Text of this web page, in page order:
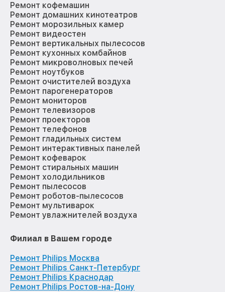
Ремонт кофемашин
Ремонт домашних кинотеатров
Ремонт морозильных камер
Ремонт видеостен
Ремонт вертикальных пылесосов
Ремонт кухонных комбайнов
Ремонт микроволновых печей
Ремонт ноутбуков
Ремонт очистителей воздуха
Ремонт парогенераторов
Ремонт мониторов
Ремонт телевизоров
Ремонт проекторов
Ремонт телефонов
Ремонт гладильных систем
Ремонт интерактивных панелей
Ремонт кофеварок
Ремонт стиральных машин
Ремонт холодильников
Ремонт пылесосов
Ремонт роботов-пылесосов
Ремонт мультиварок
Ремонт увлажнителей воздуха
Филиал в Вашем городе
Ремонт Philips Москва
Ремонт Philips Санкт-Петербург
Ремонт Philips Краснодар
Ремонт Philips Ростов-на-Дону